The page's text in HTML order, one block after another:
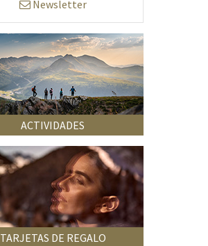
Newsletter
ACTIVIDADES
TARJETAS DE REGALO